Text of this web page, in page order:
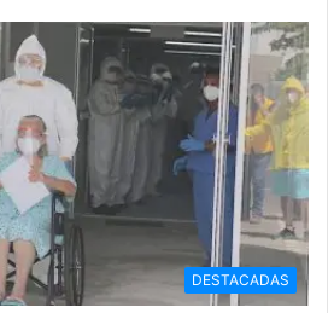
DESTACADAS